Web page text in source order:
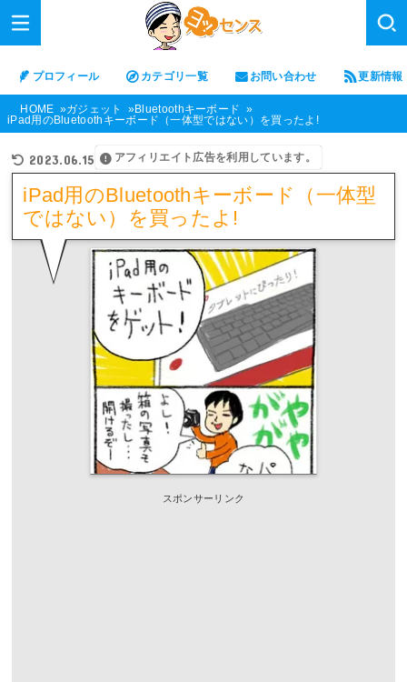
プロフィール カテゴリ一覧 お問い合わせ 更新情報
HOME ガジェット
Bluetoothキーボード
iPad用のBluetoothキーボード（一体型ではない）を買ったよ!
2023.06.15 アフィリエイト広告を利用しています。
iPad用のBluetoothキーボード（一体型
ではない）を買ったよ!
スポンサーリンク